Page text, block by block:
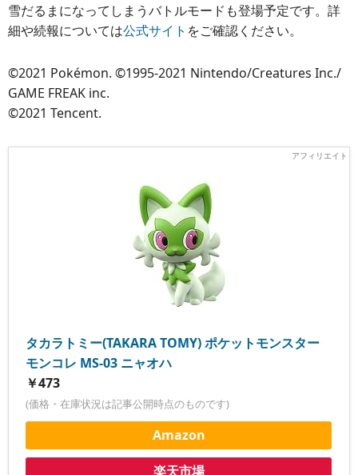
雪だるまになってしまうバトルモードも登場予定です。詳
細や続報については公式サイト をご確認ください。
©2021 Pokémon. ©1995-2021 Nintendo/Creatures Inc./
GAME FREAK inc.
©2021 Tencent.
タカラトミー(TAKARA TOMY) ポケットモンスター
モンコレ MS-03 ニャオハ
￥473
(価格・在庫状況は記事公開時点のものです)
Amazon
楽天市場